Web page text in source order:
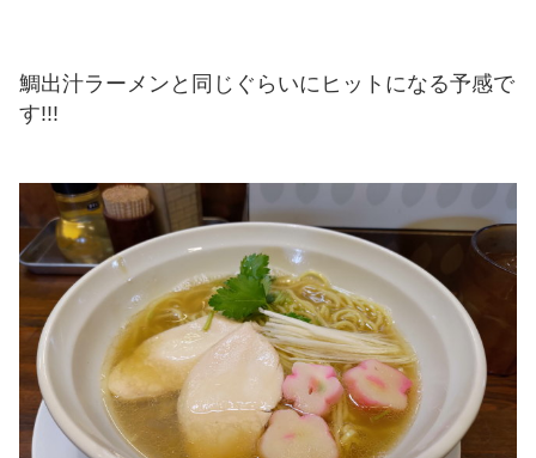
鯛出汁ラーメンと同じぐらいにヒットになる予感で
す!!!